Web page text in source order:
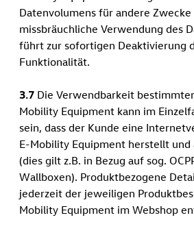
Datenvolumens für andere
missbräuchliche Verwendung des
führt zur sofortigen Deaktivierung
Funktionalität.
3.7 Die Verwendbarkeit
Mobility Equipment kann im
sein, dass der Kunde eine
E-Mobility Equipment herstellt
(dies gilt z.B. in Bezug auf sog.
Wallboxen). Produktbezogene
jederzeit der jeweiligen
Mobility Equipment im Webshop